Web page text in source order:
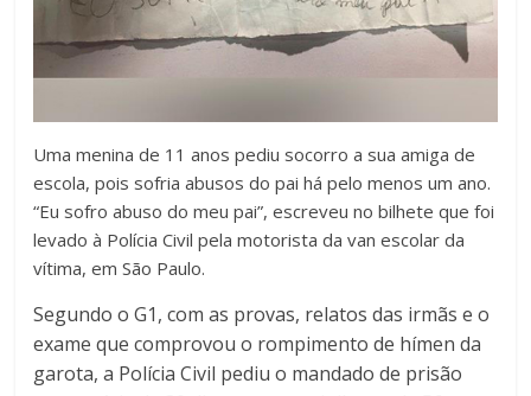
Uma menina de 11 anos pediu socorro a sua amiga de
escola, pois sofria abusos do pai há pelo menos um ano.
“Eu sofro abuso do meu pai”, escreveu no bilhete que foi
levado à Polícia Civil pela motorista da van escolar da
vítima, em São Paulo.
Segundo o G1, com as provas, relatos das irmãs e o
exame que comprovou o rompimento de hímen da
garota, a Polícia Civil pediu o mandado de prisão